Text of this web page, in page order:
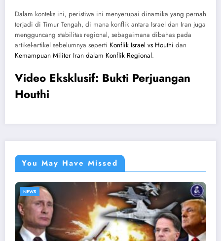
Dalam konteks ini, peristiwa ini menyerupai dinamika yang pernah
terjadi di Timur Tengah, di mana konflik antara Israel dan Iran juga
mengguncang stabilitas regional, sebagaimana dibahas pada
artikel-artikel sebelumnya seperti Konflik Israel vs Houthi dan
Kemampuan Militer Iran dalam Konflik Regional.
Video Eksklusif: Bukti Perjuangan
Houthi
You May Have Missed